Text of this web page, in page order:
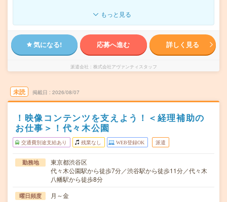
もっと見る
気になる! 応募へ進む 詳しく見る
派遣会社 株式会社アヴァンティスタッフ
未読 掲載日 2026/08/07
！映像コンテンツを支えよう！＜経理補助の
お仕事＞！代々木公園
交通費別途支給あり 残業なし WEB登録OK 派遣
勤務地
東京都渋谷区
代々木公園駅から徒歩7分／渋谷駅から徒歩11分／代々木
八幡駅から徒歩8分
曜日頻度 月～金